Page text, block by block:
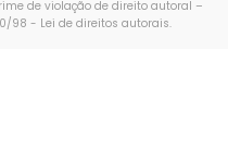
de violação de direito autoral –
98 - Lei de direitos autorais.